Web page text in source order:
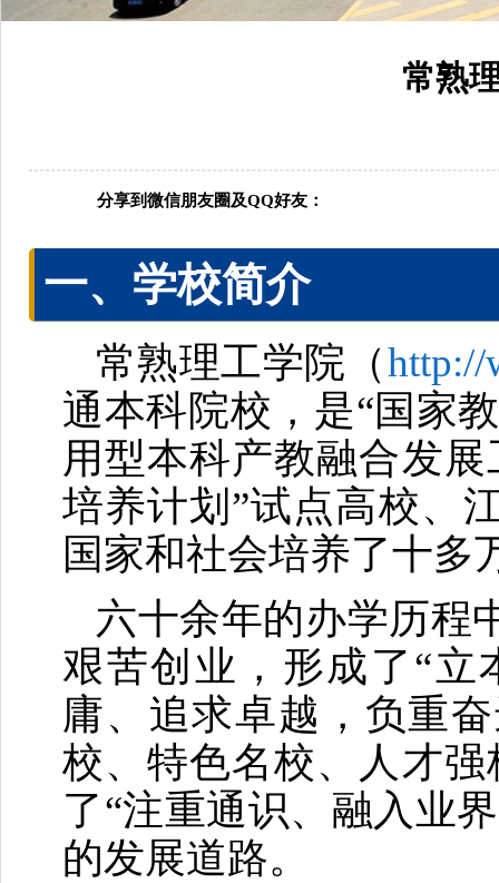
常熟
分享到微信朋友圈及QQ好友：
一、学校简介
常熟理工学院（http://
通本科院校，是“国家
用型本科产教融合发
培养计划”试点高校、
国家和社会培养了十多
六十余年的办学历程
艰苦创业，形成了“立
庸、追求卓越，负重
校、特色名校、人才
了“注重通识、融入业
的发展道路。